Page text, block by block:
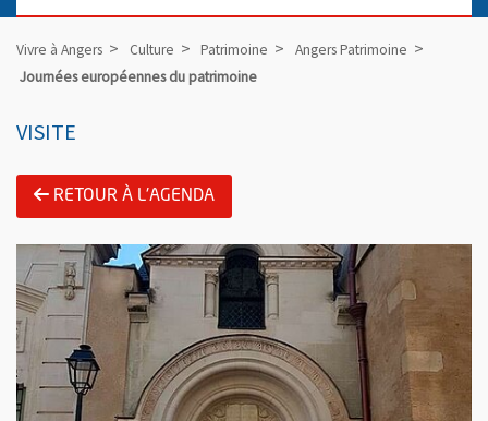
Vivre à Angers Culture Patrimoine
Angers Patrimoine
Journées européennes du patrimoine
VISITE
RETOUR À L'AGENDA